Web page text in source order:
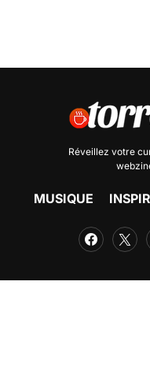
Réveillez votre
MUSIQUE